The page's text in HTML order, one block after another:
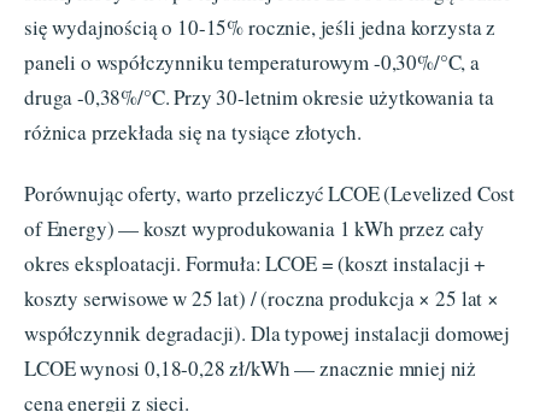
się wydajnością o 10-15% rocznie, jeśli jedna korzysta z
paneli o współczynniku temperaturowym -0,30%/°C, a
druga -0,38%/°C. Przy 30-letnim okresie użytkowania ta
różnica przekłada się na tysiące złotych.
Porównując oferty, warto przeliczyć LCOE (Levelized Cost
of Energy) — koszt wyprodukowania 1 kWh przez cały
okres eksploatacji. Formuła: LCOE = (koszt instalacji +
koszty serwisowe w 25 lat) / (roczna produkcja × 25 lat ×
współczynnik degradacji). Dla typowej instalacji domowej
LCOE wynosi 0,18-0,28 zł/kWh — znacznie mniej niż
cena energii z sieci.